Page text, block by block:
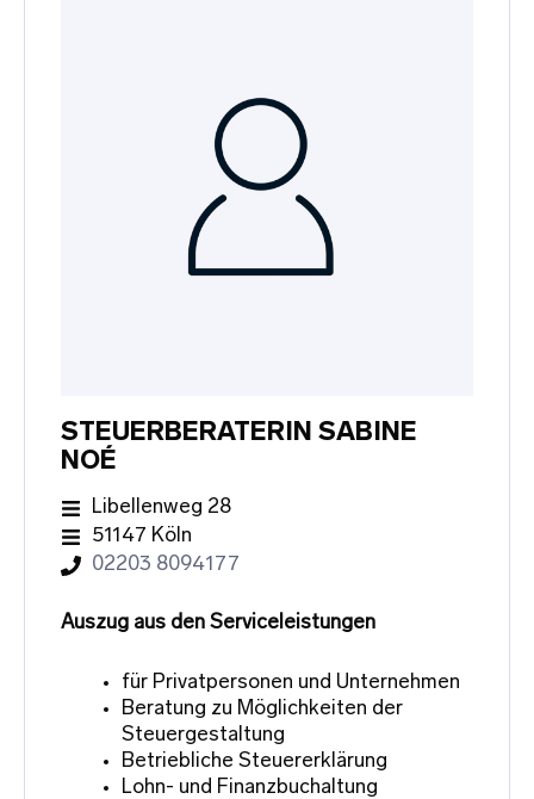
STEUERBERATERIN SABINE
NOÉ
Libellenweg 28
51147 Köln
02203 8094177
Auszug aus den Serviceleistungen
für Privatpersonen und Unternehmen
Beratung zu Möglichkeiten der
Steuergestaltung
Betriebliche Steuererklärung
Lohn- und Finanzbuchaltung